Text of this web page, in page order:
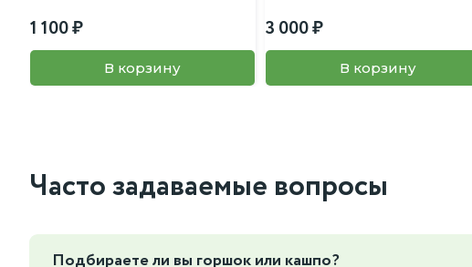
1 100
В корзину
3 000
В корзину
Часто задаваемые вопросы
Подбираете ли вы горшок или кашпо?